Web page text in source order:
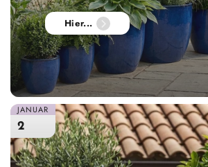
Hier...
JANUAR
2